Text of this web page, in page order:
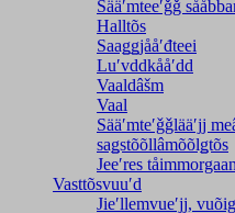
Sääʹmteeʹǧǧ
Halltõs
Saaǥǥjååʹđteei
Luʹvddkååʹdd
Vaaldâšm
Vaal
Sääʹmteʹǧǧlääʹjj
saǥstõõllâmõõlǥtõs
Jeeʹres tåimmorgaan
Vasttõsvuuʹd
Jieʹllemvueʹjj,